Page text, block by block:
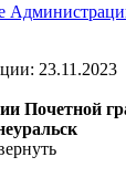
23.11.2023
Почетной